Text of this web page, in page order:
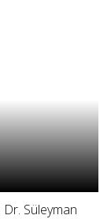
Dr. Süleyman